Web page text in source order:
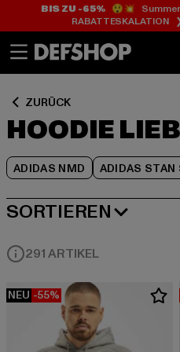
BIS ZU -65%😲💥 Summer
RABATTESKALATION
ZURÜCK
HOODIE
ADIDAS NMD ADIDAS STAN
SORTIEREN
BELIEBTESTE
291 ARTIKEL
NEU -55%